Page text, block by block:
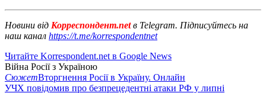
Новини від Корреспондент.netв Telegram. Підписуйтесь на
наш канал https://t.me/korrespondentnet
Читайте Korrespondent.net в Google News
Війна Росії з Україною
СюжетВторгнення Росії в Україну. Онлайн
УЧХ повідомив про безпрецедентні атаки РФ у липні